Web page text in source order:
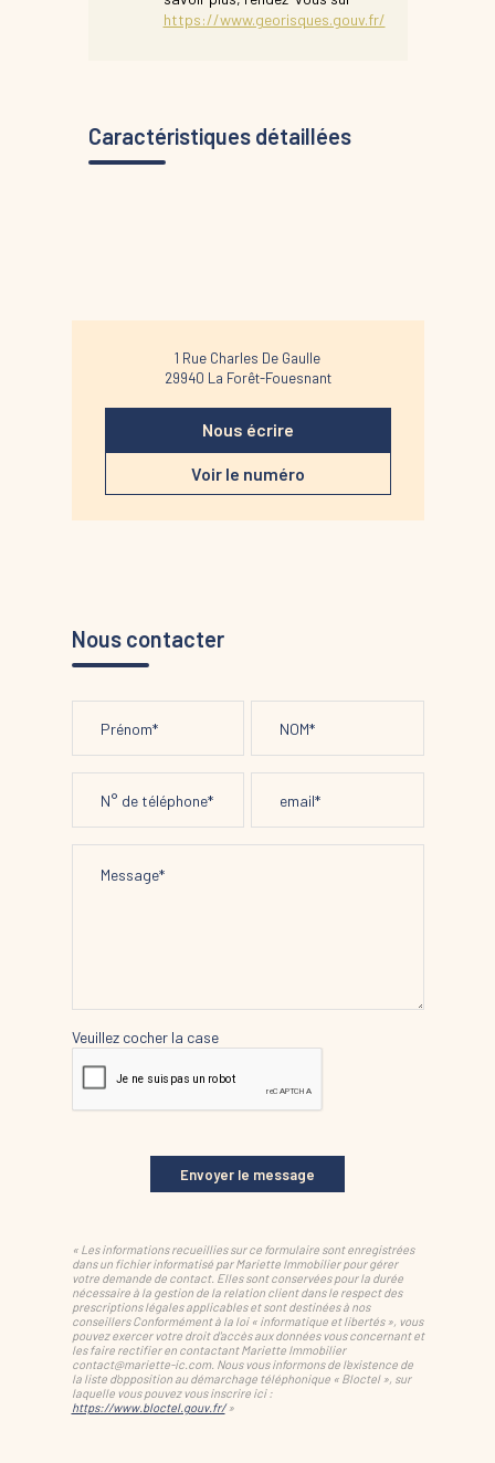
https://www.georisques.gouv.fr/
Caractéristiques détaillées
1 Rue Charles De Gaulle
29940 La Forêt-Fouesnant
Nous écrire
Voir le numéro
Nous contacter
Veuillez cocher la case
Envoyer le message
« Les informations recueillies sur ce formulaire sont enregistrées
dans un fichier informatisé par Mariette Immobilier pour gérer
votre demande de contact. Elles sont conservées pour la durée
nécessaire à la gestion de la relation client dans le respect des
prescriptions légales applicables et sont destinées à nos
conseillers Conformément à la loi « informatique et libertés », vous
pouvez exercer votre droit d'accès aux données vous concernant et
les faire rectifier en contactant Mariette Immobilier
contact@mariette-ic.com. Nous vous informons de l'existence de
la liste d'opposition au démarchage téléphonique « Bloctel », sur
laquelle vous pouvez vous inscrire ici :
https://www.bloctel.gouv.fr/»